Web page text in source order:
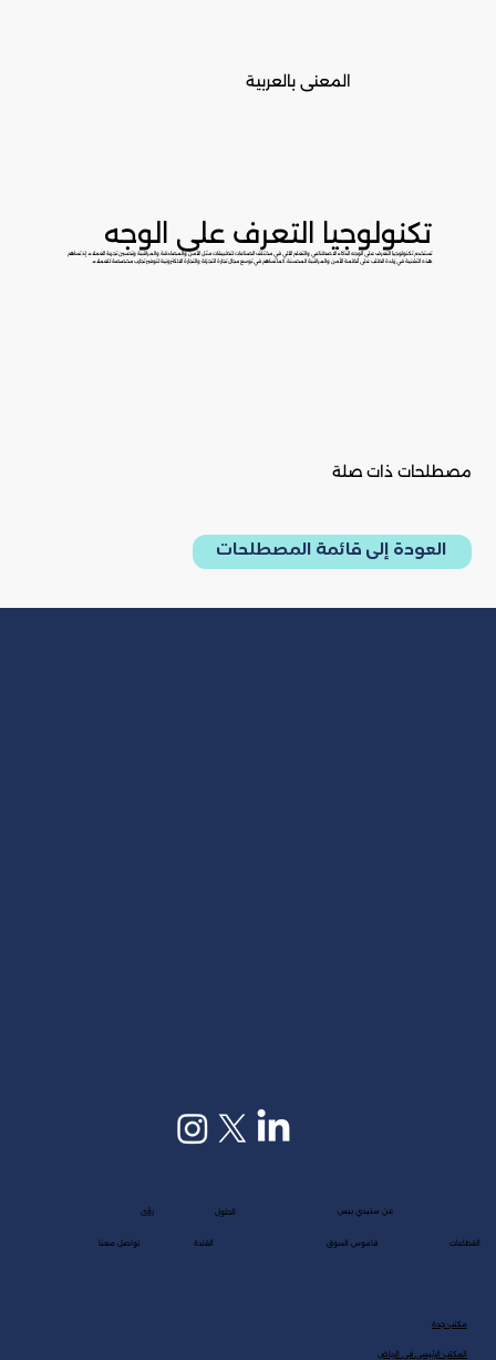
المعنى بالعربية
تكنولوجيا التعرف على الوجه
تستخدم تكنولوجيا التعرف على الوجه الذكاء الاصطناعي والتعلم الآلي في مختلف الصناعات لتطبيقات مثل الأمن والمصادقة والمراقبة وتحسين تجربة العملاء. إذ تساهم
هذه التقنية في زيادة الطلب على أنظمة الأمن والمراقبة المحسنة. كما تساهم في توسع مجال تجارة التجزئة والتجارة الالكترونية لتوفير تجارب مخصصة للعملاء.
مصطلحات ذات صلة
العودة إلى قائمة المصطلحات
رؤى الحلول عن ستيدي بيس
تواصل معنا القادة قاموس السوق القطاعات
مكتب جدة
المكتب الرئيسي في الرياض